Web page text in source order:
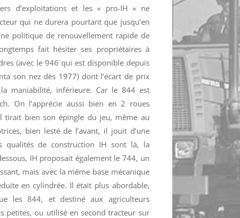
d’exploitations et les « pro-IH » ne
qui ne durera pourtant que jusqu’en
politique de renouvellement rapide de
fait hésiter ses propriétaires à
(avec le 946 qui est disponible depuis
son nez dès 1977) dont l’écart de prix
maniabilité, inférieure. Car le 844 est
On l’apprécie aussi bien en 2 roues
tirait bien son épingle du jeu, même au
bien lesté de l’avant, il jouit d’une
qualités de construction IH sont là, la
IH proposait également le 744, un
mais avec la même base mécanique
en cylindrée. Il était plus abordable,
les 844, et destiné aux agriculteurs
petites, ou utilisé en second tracteur sur